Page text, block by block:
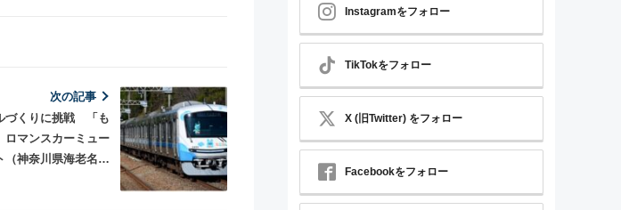
次の記事
づくりに挑戦 「も
マンスカーミュー
（神奈川県海老名
Instagramをフォロー
TikTokをフォロー
X (旧Twitter) をフォロー
Facebookをフォロー